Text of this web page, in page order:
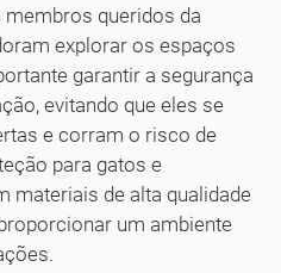
queridos da
explorar os espaços
garantir a segurança
evitando que eles se
e corram o risco de
para gatos e
materiais de alta qualidade
um ambiente